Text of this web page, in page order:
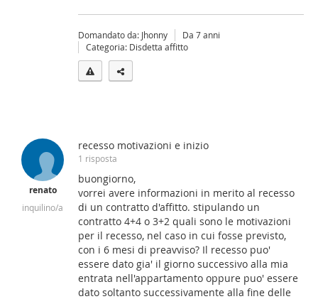
Domandato da: Jhonny
Da 7 anni
Categoria: Disdetta affitto
renato
inquilino/a
recesso motivazioni e inizio
1 risposta
buongiorno,
vorrei avere informazioni in merito al recesso
di un contratto d'affitto. stipulando un
contratto 4+4 o 3+2 quali sono le motivazioni
per il recesso, nel caso in cui fosse previsto,
con i 6 mesi di preavviso? Il recesso puo'
essere dato gia' il giorno successivo alla mia
entrata nell'appartamento oppure puo' essere
dato soltanto successivamente alla fine delle